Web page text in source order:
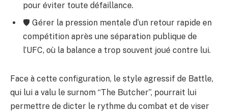
pour éviter toute défaillance.
🛡️ Gérer la pression mentale d’un retour rapide en
compétition après une séparation publique de
l’UFC, où la balance a trop souvent joué contre lui.
Face à cette configuration, le style agressif de Battle,
qui lui a valu le surnom “The Butcher”, pourrait lui
permettre de dicter le rythme du combat et de viser